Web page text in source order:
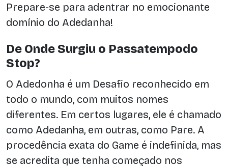
Prepare-se para adentrar no emocionante
domínio do Adedanha!
De Onde Surgiu o Passatempodo
Stop?
O Adedonha é um Desafio reconhecido em
todo o mundo, com muitos nomes
diferentes. Em certos lugares, ele é chamado
como Adedanha, em outras, como Pare. A
procedência exata do Game é indefinida, mas
se acredita que tenha começado nos